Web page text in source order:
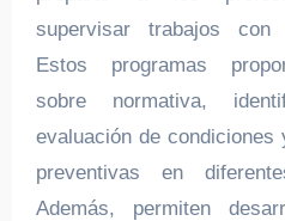
supervisar trabajos con
Estos programas
sobre normativa,
evaluación de condiciones
preventivas en
Además, permiten